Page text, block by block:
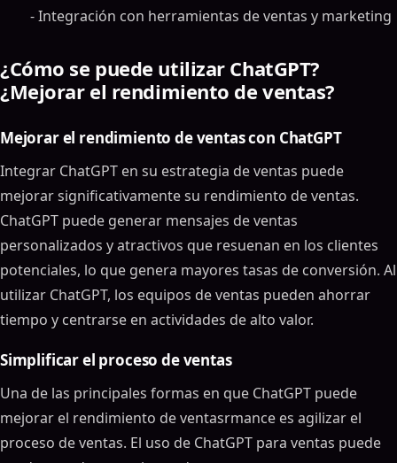
- Integración con herramientas de ventas y marketing
¿Cómo se puede utilizar ChatGPT?
¿Mejorar el rendimiento de ventas?
Mejorar el rendimiento de ventas con ChatGPT
Integrar ChatGPT en su estrategia de ventas puede
mejorar significativamente su rendimiento de ventas.
ChatGPT puede generar mensajes de ventas
personalizados y atractivos que resuenan en los clientes
potenciales, lo que genera mayores tasas de conversión. Al
utilizar ChatGPT, los equipos de ventas pueden ahorrar
tiempo y centrarse en actividades de alto valor.
Simplificar el proceso de ventas
Una de las principales formas en que ChatGPT puede
mejorar el rendimiento de ventasrmance es agilizar el
proceso de ventas. El uso de ChatGPT para ventas puede